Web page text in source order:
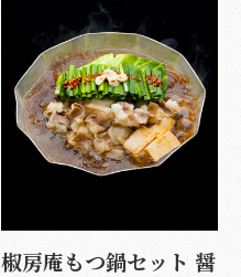
椒房庵もつ鍋セット 醤